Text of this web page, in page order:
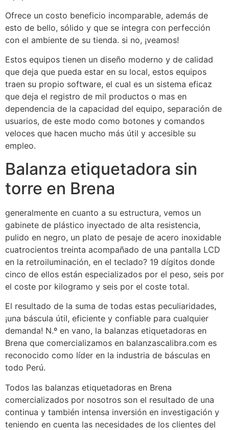
Ofrece un costo beneficio incomparable, además de
esto de bello, sólido y que se integra con perfección
con el ambiente de su tienda. si no, ¡veamos!
Estos equipos tienen un diseño moderno y de calidad
que deja que pueda estar en su local, estos equipos
traen su propio software, el cual es un sistema eficaz
que deja el registro de mil productos o mas en
dependencia de la capacidad del equipo, separación de
usuarios, de este modo como botones y comandos
veloces que hacen mucho más útil y accesible su
empleo.
Balanza etiquetadora sin
torre en Brena
generalmente en cuanto a su estructura, vemos un
gabinete de plástico inyectado de alta resistencia,
pulido en negro, un plato de pesaje de acero inoxidable
cuatrocientos treinta acompañado de una pantalla LCD
en la retroiluminación, en el teclado? 19 dígitos donde
cinco de ellos están especializados por el peso, seis por
el coste por kilogramo y seis por el coste total.
El resultado de la suma de todas estas peculiaridades,
¡una báscula útil, eficiente y confiable para cualquier
demanda! N.º en vano, la balanzas etiquetadoras en
Brena que comercializamos en balanzascalibra.com es
reconocido como líder en la industria de básculas en
todo Perú.
Todos las balanzas etiquetadoras en Brena
comercializados por nosotros son el resultado de una
continua y también intensa inversión en investigación y
teniendo en cuenta las necesidades de los clientes del